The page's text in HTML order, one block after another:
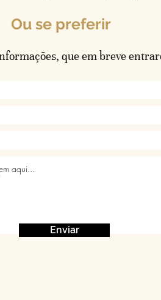
Ou se preferir
que em breve
Enviar